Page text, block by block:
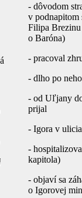
- dôvodom
v podnapitom
Filipa Brezinu
o Baróna)
- pracoval
- dlho po
- od Uľjany
prijal
- Igora v
-
kapitola)
- objaví sa
o Igorovej